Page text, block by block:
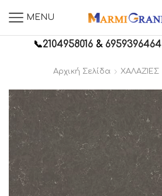
MENU
📞2104958016 &6959396464
Αρχική Σελίδα ΧΑΛΑΖΙΕΣ